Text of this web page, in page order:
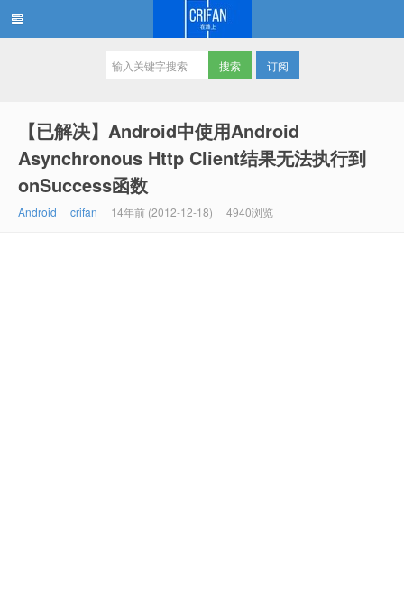
订阅
【已解决】Android中使用Android
Asynchronous Http Client结果无法执行到
onSuccess函数
Android crifan 14年前 (2012-12-18) 4940浏览